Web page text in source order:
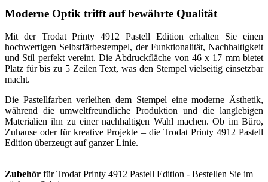
Moderne Optik trifft auf bewährte Qualität
Mit der Trodat Printy 4912 Pastell Edition erhalten Sie einen
hochwertigen Selbstfärbestempel, der Funktionalität, Nachhaltigkeit
und Stil perfekt vereint. Die Abdruckfläche von 46 x 17 mm bietet
Platz für bis zu 5 Zeilen Text, was den Stempel vielseitig einsetzbar
macht.
Die Pastellfarben verleihen dem Stempel eine moderne Ästhetik,
während die umweltfreundliche Produktion und die langlebigen
Materialien ihn zu einer nachhaltigen Wahl machen. Ob im Büro,
Zuhause oder für kreative Projekte – die Trodat Printy 4912 Pastell
Edition überzeugt auf ganzer Linie.
Zubehör für Trodat Printy 4912 Pastell Edition - Bestellen Sie im